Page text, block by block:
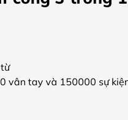
vân tay và 150000 sự